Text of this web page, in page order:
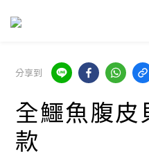
分享到
全鱷魚腹皮
款